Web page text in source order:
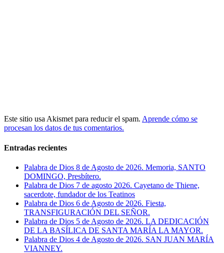
Este sitio usa Akismet para reducir el spam. Aprende cómo se
procesan los datos de tus comentarios.
Entradas recientes
Palabra de Dios 8 de Agosto de 2026. Memoria, SANTO
DOMINGO, Presbítero.
Palabra de Dios 7 de agosto 2026. Cayetano de Thiene,
sacerdote, fundador de los Teatinos
Palabra de Dios 6 de Agosto de 2026. Fiesta,
TRANSFIGURACIÓN DEL SEÑOR.
Palabra de Dios 5 de Agosto de 2026. LA DEDICACIÓN
DE LA BASÍLICA DE SANTA MARÍA LA MAYOR.
Palabra de Dios 4 de Agosto de 2026. SAN JUAN MARÍA
VIANNEY.